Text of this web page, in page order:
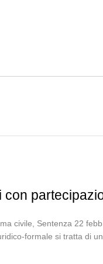
con
civile, Sentenza 22
formale si tratta di